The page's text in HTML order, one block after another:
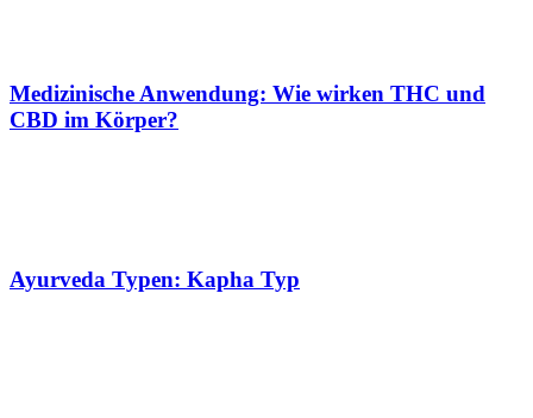
Medizinische Anwendung: Wie wirken THC und
CBD im Körper?
Ayurveda Typen: Kapha Typ